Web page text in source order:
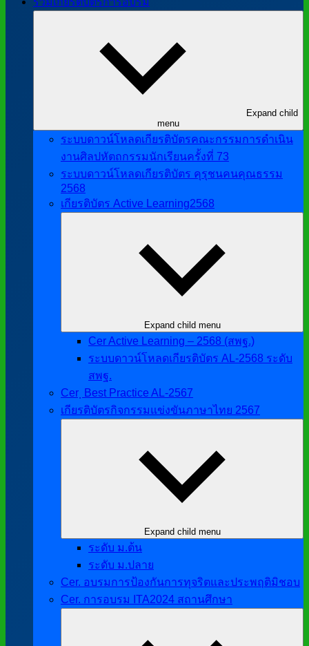
Expand child
menu
ระบบดาวน์โหลดเกียรติบัตรคณะกรรมการดำเนิน
งานศิลปหัตถกรรมนักเรียนครั้งที่ 73
ระบบดาวน์โหลดเกียรติบัตร คุรุชนคนคุณธรรม
2568
เกียรติบัตร Active Learning2568
Expand child menu
Cer Active Learning – 2568 (สพฐ.)
ระบบดาวน์โหลดเกียรติบัตร AL-2568 ระดับ
สพฐ.
Cer ฺ Best Practice AL-2567
เกียรติบัตรกิจกรรมแข่งขันภาษาไทย 2567
Expand child menu
ระดับ ม.ต้น
ระดับ ม.ปลาย
Cer. อบรมการป้องกันการทุจริตและประพฤติมิชอบ
Cer. การอบรม ITA2024 สถานศึกษา